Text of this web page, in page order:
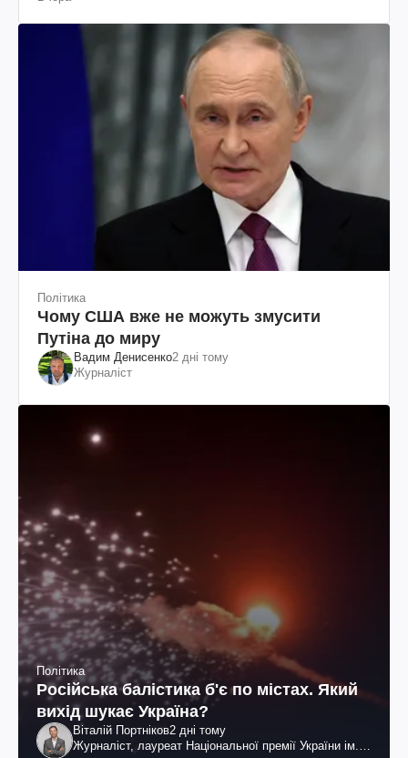
Політика
Чому США вже не можуть змусити
Путіна до миру
Вадим Денисенко2 дні тому
Журналіст
Політика
Російська балістика б'є по містах. Який
вихід шукає Україна?
Віталій Портніков2 дні тому
Журналіст, лауреат Національної премії України ім.